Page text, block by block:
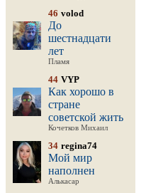
46 volod
До
шестнадцати
лет
Пламя
44 VYP
Как хорошо в
стране
советской жить
Кочетков Михаил
34 regina74
Мой мир
наполнен
Алькасар